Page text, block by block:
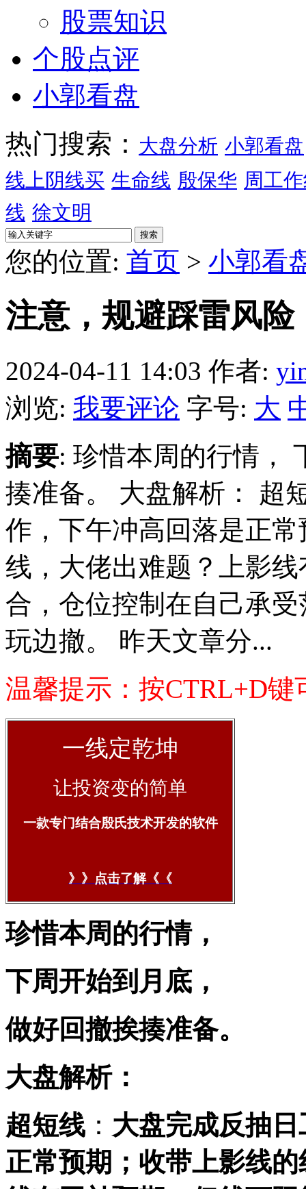
股票知识
个股点评
小郭看盘
热门搜索： 大盘分析 小郭看盘
线上阴线买 生命线 殷保华 周工
线 徐文明
您的位置: 首页 > 小郭看
注意，规避踩雷风险
2024-04-11 14:03 作者:
浏览: 我要评论 字号: 大
摘要: 珍惜本周的行情，
揍准备。 大盘解析： 超
作，下午冲高回落是正
线，大佬出难题？上影
合，仓位控制在自己承
玩边撤。 昨天文章分...
温馨提示：按CTRL+D键
一线定乾坤
让投资变的简单
一款专门结合殷氏技术开发的软件
》》点击了解《《
珍惜本周的行情，
下周开始到月底，
做好回撤挨揍准备。
大盘解析：
超短线 ： 大盘完成反抽
正常预期 ；收带上影线